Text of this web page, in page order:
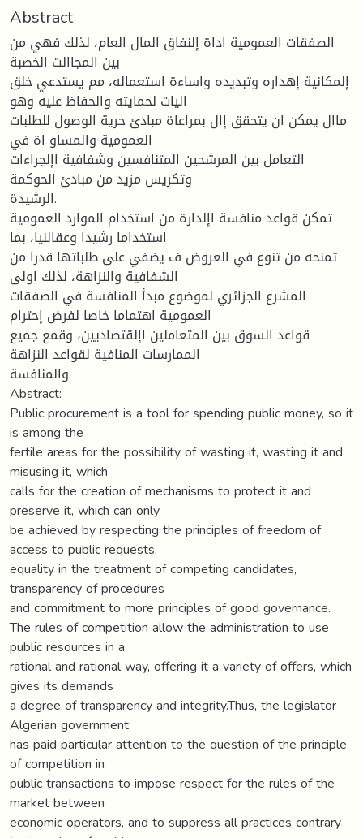
Abstract
الصفقات العمومية اداة إلنفاق المال العام، لذلك فهي من
بين المجاالت الخصبة
إلمكانية إهداره وتبديده واساءة استعماله، مم يستدعي خلق
اليات لحمايته والحفاظ عليه وهو
ماال يمكن ان يتحقق إال بمراعاة مبادئ حرية الوصول للطلبات
العمومية والمساو اة في
التعامل بين المرشحين المتنافسين وشفافية اإلجراءات
وتكريس مزيد من مبادئ الحوكمة
الرشيدة.
تمكن قواعد منافسة اإلدارة من استخدام الموارد العمومية
استخداما رشيدا وعقالنيا، بما
تمنحه من تنوع في العروض ف يضفي على طلباتها قدرا من
الشفافية والنزاهة، لذلك اولى
المشرع الجزائري لموضوع مبدأ المنافسة في الصفقات
العمومية اهتماما خاصا لفرض إحترام
قواعد السوق بين المتعاملين اإلقتصاديين، وقمع جميع
الممارسات المنافية لقواعد النزاهة
والمنافسة.
Abstract:
Public procurement is a tool for spending public money, so it
is among the
fertile areas for the possibility of wasting it, wasting it and
misusing it, which
calls for the creation of mechanisms to protect it and
preserve it, which can only
be achieved by respecting the principles of freedom of
access to public requests,
equality in the treatment of competing candidates,
transparency of procedures
and commitment to more principles of good governance.
The rules of competition allow the administration to use
public resources in a
rational and rational way, offering it a variety of offers, which
gives its demands
a degree of transparency and integrity.Thus, the legislator
Algerian government
has paid particular attention to the question of the principle
of competition in
public transactions to impose respect for the rules of the
market between
economic operators, and to suppress all practices contrary